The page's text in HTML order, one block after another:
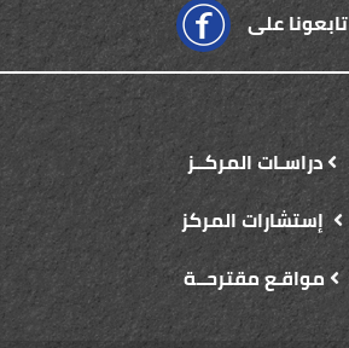
تابعونا على
دراسـات المركــز
إستشارات المركز
مواقـع مقترحــة